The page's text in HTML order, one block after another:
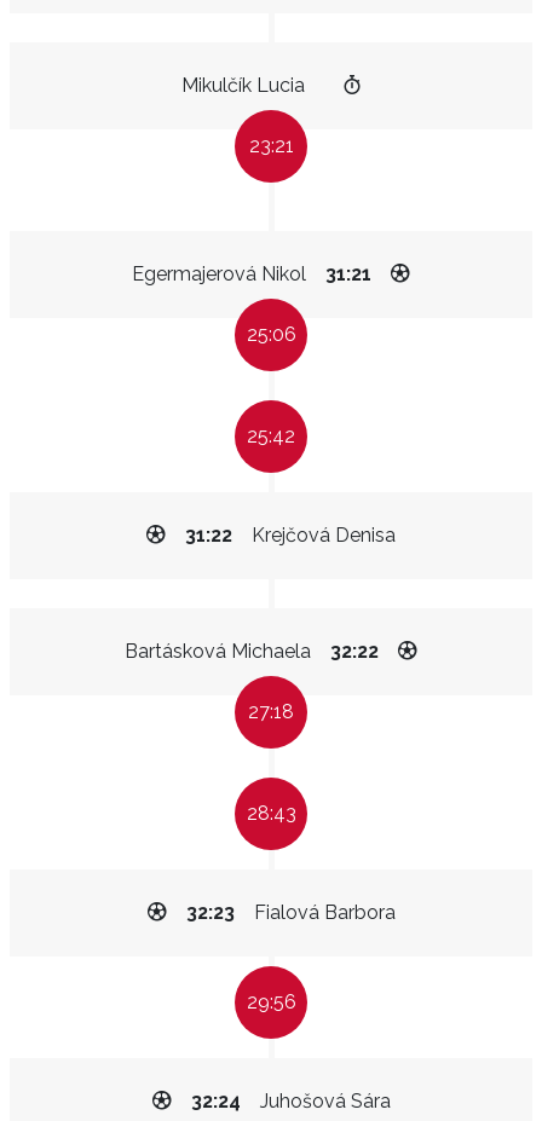
Mikulčík Lucia
23:21
Egermajerová Nikol 31:21
25:06
25:42
Krejčová Denisa
31:22
Bartásková Michaela 32:22
27:18
28:43
Fialová Barbora
32:23
29:56
Juhošová Sára
32:24